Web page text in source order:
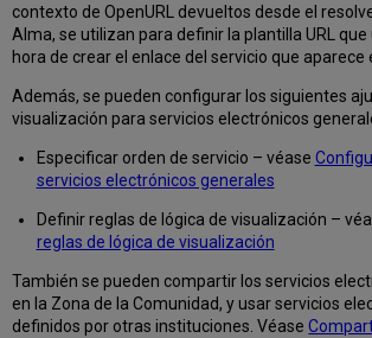
contexto de OpenURL devueltos desde el
Alma, se utilizan para definir la plantilla URL
hora de crear el enlace del servicio que aparece
Además, se pueden configurar los siguientes
visualización para servicios electrónicos
Especificar orden de servicio – véase
servicios electrónicos generales
Definir reglas de lógica de visualización –
reglas de lógica de visualización
También se pueden compartir los servicios
en la Zona de la Comunidad, y usar servicios
definidos por otras instituciones. Véase